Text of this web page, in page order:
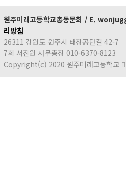
원주미래고등학교총동문회 / E.
리방침
26311 강원도 원주시 태장공단길 42-7
7회 서진원 사무총장 010-6370-8123
Copyright(c) 2020 원주미래고등학교